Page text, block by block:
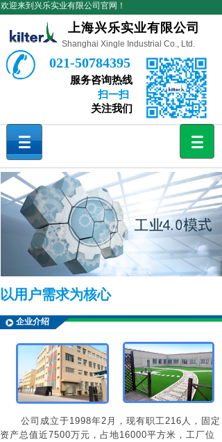
欢迎来到兴乐实业有限公司官网！
上海兴乐实业有限公司
Shanghai Xingle Industrial Co., Ltd.
021-50784395
服务咨询热线
扫一扫
关注我们
以用户需求为核心
企业介绍
公司成立于1998年2 月，现有职工216 人，固定
资产总值近7500万元，占地16000平方米，工厂位